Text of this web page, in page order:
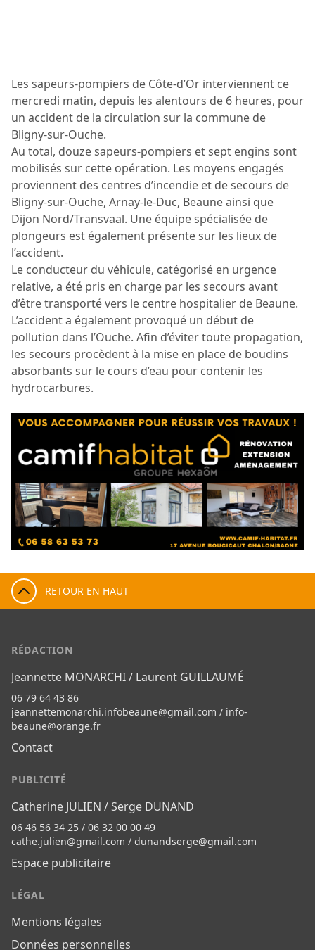
Les sapeurs-pompiers de Côte-d’Or interviennent ce
mercredi matin, depuis les alentours de 6 heures, pour
un accident de la circulation sur la commune de
Bligny-sur-Ouche.
Au total, douze sapeurs-pompiers et sept engins sont
mobilisés sur cette opération. Les moyens engagés
proviennent des centres d’incendie et de secours de
Bligny-sur-Ouche, Arnay-le-Duc, Beaune ainsi que
Dijon Nord/Transvaal. Une équipe spécialisée de
plongeurs est également présente sur les lieux de
l’accident.
Le conducteur du véhicule, catégorisé en urgence
relative, a été pris en charge par les secours avant
d’être transporté vers le centre hospitalier de Beaune.
L’accident a également provoqué un début de
pollution dans l’Ouche. Afin d’éviter toute propagation,
les secours procèdent à la mise en place de boudins
absorbants sur le cours d’eau pour contenir les
hydrocarbures.
RETOUR EN HAUT
RÉDACTION
Jeannette MONARCHI / Laurent GUILLAUMÉ
06 79 64 43 86
jeannettemonarchi.infobeaune@gmail.com / info-
beaune@orange.fr
Contact
PUBLICITÉ
Catherine JULIEN / Serge DUNAND
06 46 56 34 25 / 06 32 00 00 49
cathe.julien@gmail.com / dunandserge@gmail.com
Espace publicitaire
LÉGAL
Mentions légales
Données personnelles